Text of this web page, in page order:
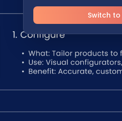
Switch to
English
Español
Svenska
SV
Français